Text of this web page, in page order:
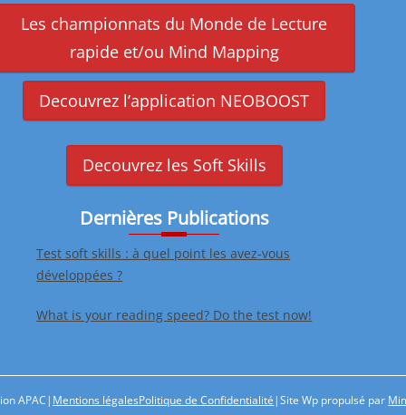
Les championnats du Monde de Lecture
rapide et/ou Mind Mapping
Decouvrez l’application NEOBOOST
Decouvrez les Soft Skills
Dernières Publications
Test soft skills : à quel point les avez-vous
développées ?
What is your reading speed? Do the test now!
APAC | Mentions légalesPolitique de Confidentialité |Site Wp propulsé par